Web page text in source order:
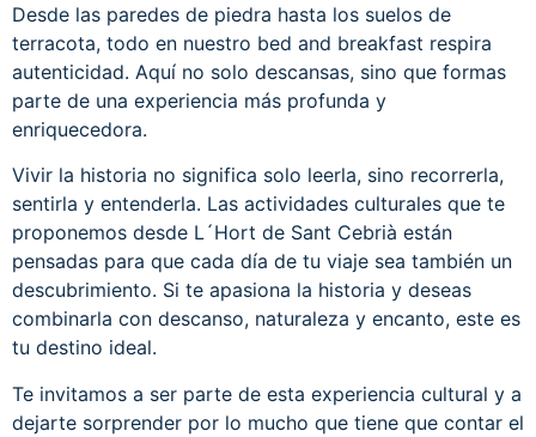
Desde las paredes de piedra hasta los suelos de
terracota, todo en nuestro bed and breakfast respira
autenticidad. Aquí no solo descansas, sino que formas
parte de una experiencia más profunda y
enriquecedora.
Vivir la historia no significa solo leerla, sino recorrerla,
sentirla y entenderla. Las actividades culturales que te
proponemos desde L´Hort de Sant Cebrià están
pensadas para que cada día de tu viaje sea también un
descubrimiento. Si te apasiona la historia y deseas
combinarla con descanso, naturaleza y encanto, este es
tu destino ideal.
Te invitamos a ser parte de esta experiencia cultural y a
dejarte sorprender por lo mucho que tiene que contar el